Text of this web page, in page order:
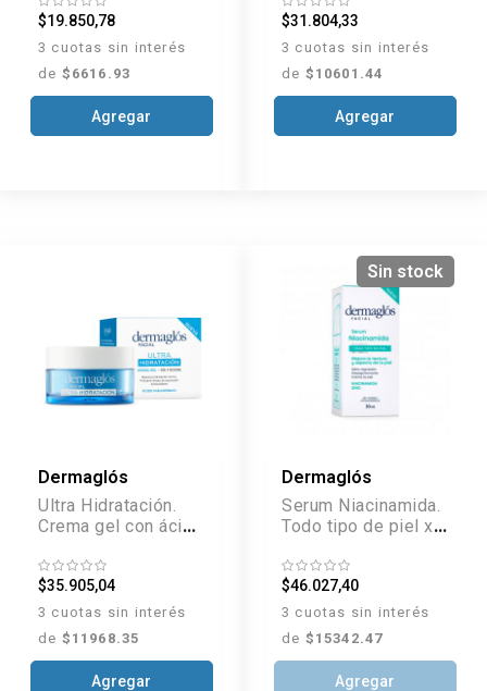
$19.850,78
3 cuotas sin interés
de $6616.93
Agregar
$31.804,33
3 cuotas sin interés
de $10601.44
Agregar
Dermaglós
Ultra Hidratación.
Crema gel con ácido
$35.905,04
3 cuotas sin interés
de $11968.35
Agregar
Sin stock
Dermaglós
Serum Niacinamida.
Todo tipo de piel x
$46.027,40
3 cuotas sin interés
de $15342.47
Agregar